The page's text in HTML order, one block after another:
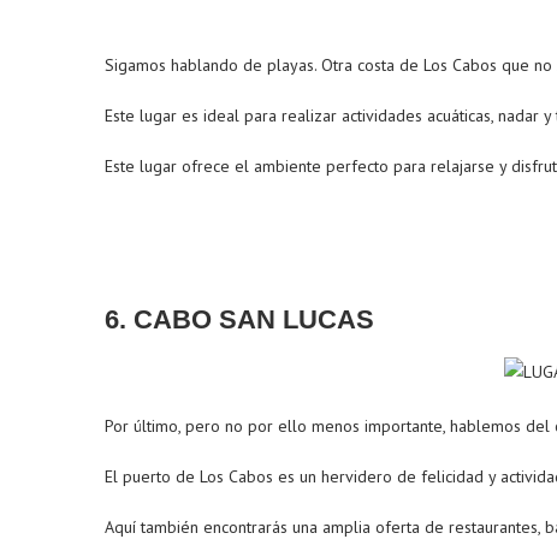
Sigamos hablando de playas. Otra costa de Los Cabos que
Este lugar es ideal para realizar actividades acuáticas, nadar
Este lugar ofrece el ambiente perfecto para relajarse y
6. CABO SAN LUCAS
Por último, pero no por ello menos importante, hablemos
El puerto de Los Cabos es un hervidero de felicidad y
Aquí también encontrarás una amplia oferta de restaurantes,